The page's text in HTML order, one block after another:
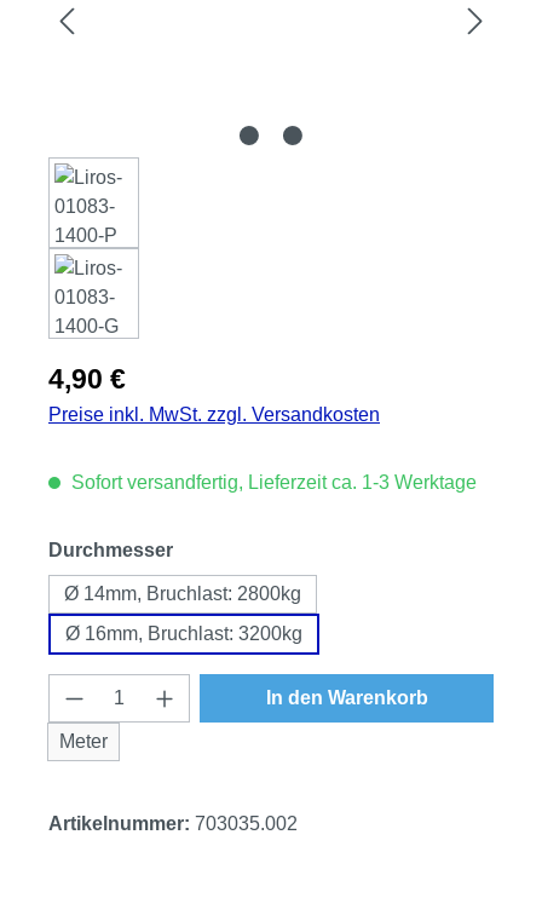
Regulärer Preis:
4,90 €
Preise inkl. MwSt. zzgl. Versandkosten
Sofort versandfertig, Lieferzeit ca. 1-3 Werktage
Durchmesserauswählen
Ø 14mm, Bruchlast: 2800kg
Ø 16mm, Bruchlast: 3200kg
Produkt Anzahl: Gib den gewünschten
Meter
In den Warenkorb
Artikelnummer: 703035.002